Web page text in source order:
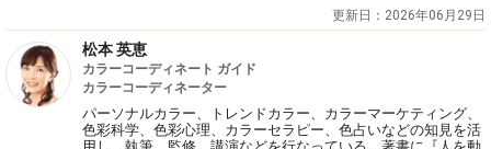
更新日： 2026年06月29日
松本 英恵
カラーコーディネート ガイド
カラーコーディネーター
パーソナルカラー、トレンドカラー、カラーマーケティング、
色彩科学、色彩心理、カラーセラピー、色占いなどの知見を活